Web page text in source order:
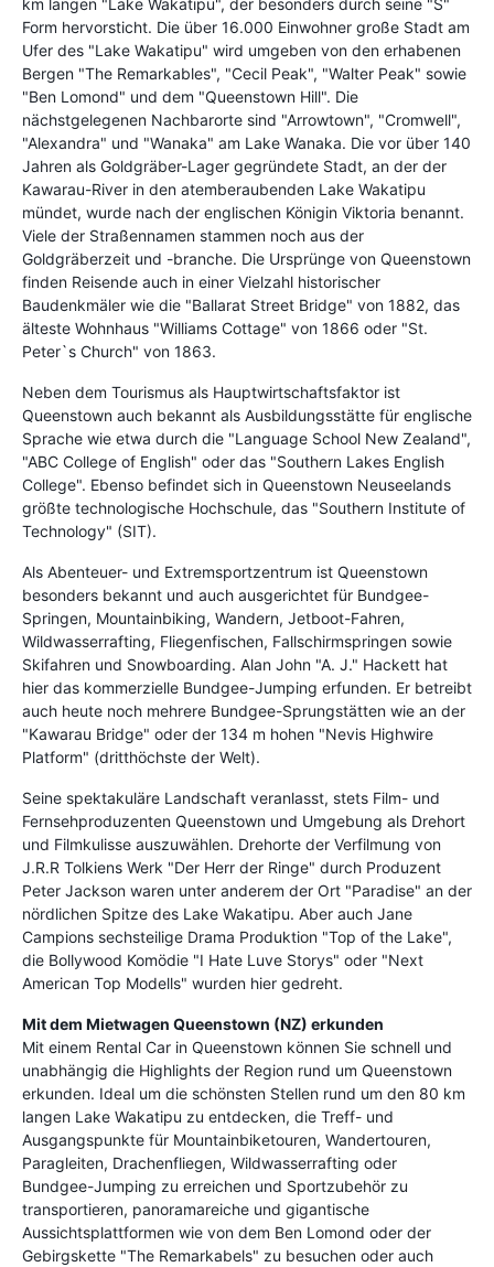
km langen "Lake Wakatipu", der besonders durch seine "S"
Form hervorsticht. Die über 16.000 Einwohner große Stadt am
Ufer des "Lake Wakatipu" wird umgeben von den erhabenen
Bergen "The Remarkables", "Cecil Peak", "Walter Peak" sowie
"Ben Lomond" und dem "Queenstown Hill". Die
nächstgelegenen Nachbarorte sind "Arrowtown", "Cromwell",
"Alexandra" und "Wanaka" am Lake Wanaka. Die vor über 140
Jahren als Goldgräber-Lager gegründete Stadt, an der der
Kawarau-River in den atemberaubenden Lake Wakatipu
mündet, wurde nach der englischen Königin Viktoria benannt.
Viele der Straßennamen stammen noch aus der
Goldgräberzeit und -branche. Die Ursprünge von Queenstown
finden Reisende auch in einer Vielzahl historischer
Baudenkmäler wie die "Ballarat Street Bridge" von 1882, das
älteste Wohnhaus "Williams Cottage" von 1866 oder "St.
Peter`s Church" von 1863.
Neben dem Tourismus als Hauptwirtschaftsfaktor ist
Queenstown auch bekannt als Ausbildungsstätte für englische
Sprache wie etwa durch die "Language School New Zealand",
"ABC College of English" oder das "Southern Lakes English
College". Ebenso befindet sich in Queenstown Neuseelands
größte technologische Hochschule, das "Southern Institute of
Technology" (SIT).
Als Abenteuer- und Extremsportzentrum ist Queenstown
besonders bekannt und auch ausgerichtet für Bundgee-
Springen, Mountainbiking, Wandern, Jetboot-Fahren,
Wildwasserrafting, Fliegenfischen, Fallschirmspringen sowie
Skifahren und Snowboarding. Alan John "A. J." Hackett hat
hier das kommerzielle Bundgee-Jumping erfunden. Er betreibt
auch heute noch mehrere Bundgee-Sprungstätten wie an der
"Kawarau Bridge" oder der 134 m hohen "Nevis Highwire
Platform" (dritthöchste der Welt).
Seine spektakuläre Landschaft veranlasst, stets Film- und
Fernsehproduzenten Queenstown und Umgebung als Drehort
und Filmkulisse auszuwählen. Drehorte der Verfilmung von
J.R.R Tolkiens Werk "Der Herr der Ringe" durch Produzent
Peter Jackson waren unter anderem der Ort "Paradise" an der
nördlichen Spitze des Lake Wakatipu. Aber auch Jane
Campions sechsteilige Drama Produktion "Top of the Lake",
die Bollywood Komödie "I Hate Luve Storys" oder "Next
American Top Modells" wurden hier gedreht.
Mit dem Mietwagen Queenstown (NZ) erkunden
Mit einem Rental Car in Queenstown können Sie schnell und
unabhängig die Highlights der Region rund um Queenstown
erkunden. Ideal um die schönsten Stellen rund um den 80 km
langen Lake Wakatipu zu entdecken, die Treff- und
Ausgangspunkte für Mountainbiketouren, Wandertouren,
Paragleiten, Drachenfliegen, Wildwasserrafting oder
Bundgee-Jumping zu erreichen und Sportzubehör zu
transportieren, panoramareiche und gigantische
Aussichtsplattformen wie von dem Ben Lomond oder der
Gebirgskette "The Remarkabels" zu besuchen oder auch